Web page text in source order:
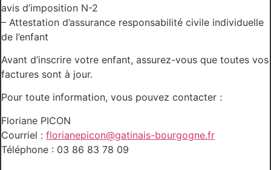
avis d’imposition N-2
– Attestation d’assurance responsabilité civile individuelle
de l’enfant
Avant d’inscrire votre enfant, assurez-vous que toutes vos
factures sont à jour.
Pour toute information, vous pouvez contacter :
Floriane PICON
Courriel : florianepicon@gatinais-bourgogne.fr
Téléphone : 03 86 83 78 09